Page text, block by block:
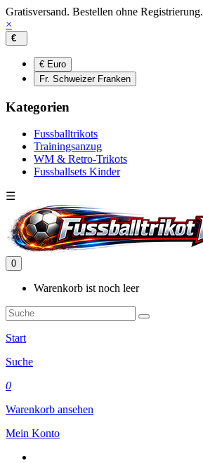
Gratisversand. Bestellen ohne Registrierung.
×
€
€ Euro
Fr. Schweizer Franken
Kategorien
Fussballtrikots
Trainingsanzug
WM & Retro-Trikots
Fussballsets Kinder
☰
0
Warenkorb ist noch leer
Start
Suche
0
Warenkorb ansehen
Mein Konto